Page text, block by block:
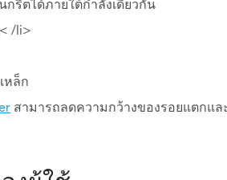
รีตได้ภายใต้กำลังเดียวกัน
< /li>
หล็ก
สามารถลดความกว้างของรอยแตกแ